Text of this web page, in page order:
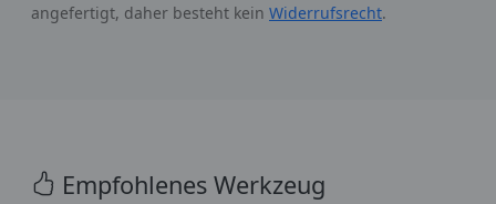
angefertigt, daher besteht kein Widerrufsrecht.
Empfohlenes Werkzeug